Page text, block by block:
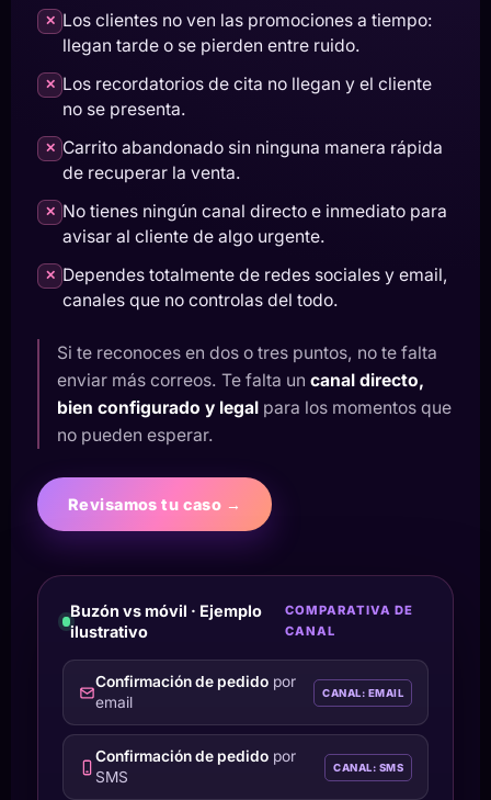
✕ Los clientes no ven las promociones a tiempo:
llegan tarde o se pierden entre ruido.
✕ Los recordatorios de cita no llegan y el cliente
no se presenta.
✕ Carrito abandonado sin ninguna manera rápida
de recuperar la venta.
✕ No tienes ningún canal directo e inmediato para
avisar al cliente de algo urgente.
✕ Dependes totalmente de redes sociales y email,
canales que no controlas del todo.
Si te reconoces en dos o tres puntos, no te falta
enviar más correos. Te falta un canal directo,
bien configurado y legal para los momentos que
no pueden esperar.
Revisamos tu caso →
Buzón vs móvil · Ejemplo
ilustrativo
COMPARATIVA DE
CANAL
Confirmación de pedido por
email
CANAL: EMAIL
Confirmación de pedido por
SMS
CANAL: SMS